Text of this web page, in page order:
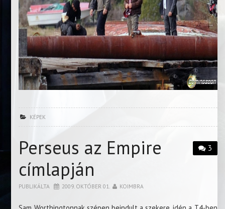
KÉPEK
3
Perseus az Empire
címlapján
PUBLIKÁLTA 2009. OKTÓBER 01. KOIMBRA